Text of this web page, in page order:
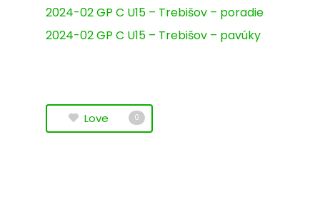
2024-02 GP C U15 – Trebišov – poradie
2024-02 GP C U15 – Trebišov – pavúky
Love 0
2%